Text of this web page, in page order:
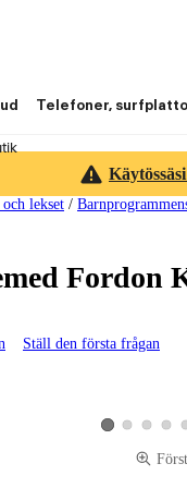
Telefoner,
lekset /
Fordon
Ställ den första frågan
Visa produktbild
Visa produktbild
Visa Visa